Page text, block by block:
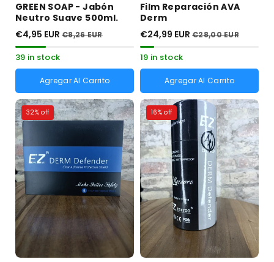
GREEN SOAP - Jabón
Neutro Suave 500ml.
€4,95 EUR €8,26 EUR
39 in stock
Agregar Al Carrito
Film Reparación AVA
Derm
€24,99 EUR €28,00 EUR
19 in stock
Agregar Al Carrito
32% off 16% off